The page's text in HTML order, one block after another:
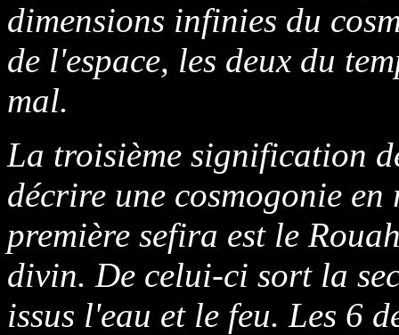
dimensions infinies du
de l'espace, les deux du
mal.
La troisième signification
décrire une cosmogonie
première sefira est le
divin. De celui-ci sort la
issus l'eau et le feu. Les 6